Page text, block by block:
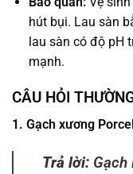
hút bụi. Lau sàn
lau sàn có độ pH
mạnh.
CÂU HỎI
1. Gạch xương
Trả lời: